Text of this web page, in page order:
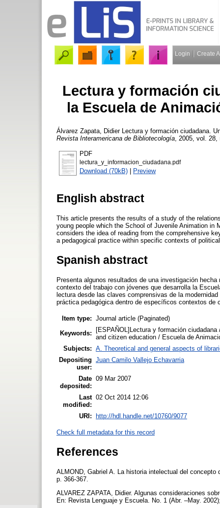
Login Create
Lectura y formación
la Escuela de
Álvarez Zapata, DidierLectura y formación ciudadana.
Revista Interamericana de Bibliotecología , 2005, vol.
PDF
lectura_y_informacion_ciudadana.pdf
Download (70kB) | Preview
English abstract
This article presents the results of a study of the
young people which the School of Juvenile Animation in
considers the idea of reading from the comprehensive
a pedagogical practice within specific contexts of
Spanish abstract
Presenta algunos resultados de una investigación
contexto del trabajo con jóvenes que desarrolla la
lectura desde las claves comprensivas de la
práctica pedagógica dentro de específicos contextos de
Item type: Journal article (Paginated)
Keywords:
[ESPAÑOL]Lectura y formación
and citizen education / Escuela de
Subjects: A. Theoretical and general aspects of
Depositing
user:
Juan Camilo Vallejo Echavarria
Date
deposited:
09 Mar 2007
Last
modified:
02 Oct 2014 12:06
URI: http://hdl.handle.net/10760/9077
Check full metadata for this record
References
ALMOND, Gabriel A. La historia intelectual del
p. 366-367.
ALVAREZ ZAPATA, Didier. Algunas consideraciones
En: Revista Lenguaje y Escuela. No. 1 (Abr. –May.